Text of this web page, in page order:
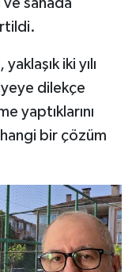
ve sahada
iki yılı
dilekçe
yaptıklarını
bir çözüm